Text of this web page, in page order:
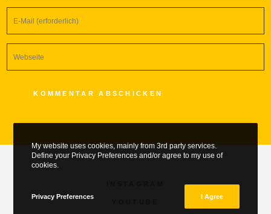
My website uses cookies, mainly from 3rd party services.
Define your Privacy Preferences and/or agree to my use of
cookies.
Privacy Preferences I Agree